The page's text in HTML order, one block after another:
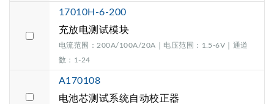
17010H-6-200
充放电测试模块
电流范围：200A/100A/20A｜电压范围：1.5-6V｜通道
数：1-24
A170108
电池芯测试系统自动校正器